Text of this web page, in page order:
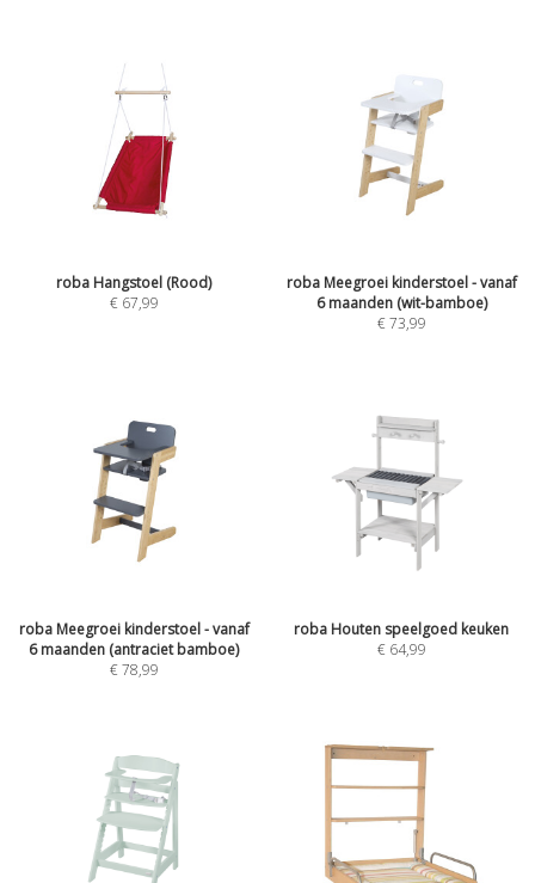
roba Hangstoel (Rood)
€ 67,99
roba Meegroei kinderstoel - vanaf
6 maanden (wit-bamboe)
€73,99
roba Meegroei kinderstoel - vanaf
6 maanden (antraciet bamboe)
€78,99
roba Houten speelgoed keuken
€ 64,99